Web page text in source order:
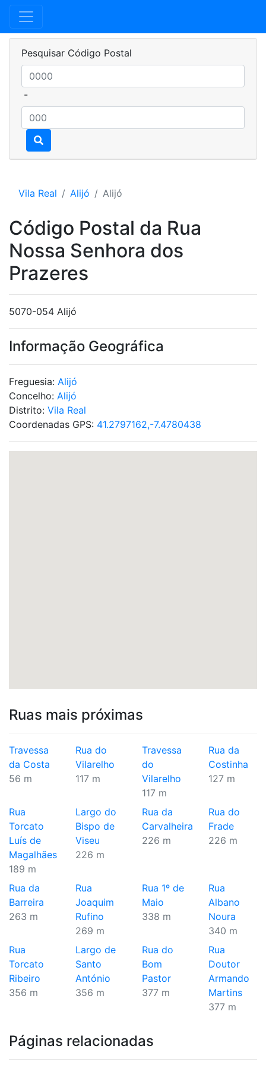
Pesquisar Código Postal
-
Vila Real Alijó Alijó
Código Postal da Rua
Nossa Senhora dos
Prazeres
5070-054 Alijó
Informação Geográfica
Freguesia: Alijó
Concelho: Alijó
Distrito: Vila Real
Coordenadas GPS: 41.2797162,-7.4780438
Ruas mais próximas
Travessa
da Costa
56 m
Rua do
Vilarelho
117 m
Travessa
do
Vilarelho
117 m
Rua da
Costinha
127 m
Rua
Torcato
Luís de
Magalhães
189 m
Largo do
Bispo de
Viseu
226 m
Rua da
Carvalheira
226 m
Rua do
Frade
226 m
Rua da
Barreira
263 m
Rua
Joaquim
Rufino
269 m
Rua 1º de
Maio
338 m
Rua
Albano
Noura
340 m
Rua
Torcato
Ribeiro
356 m
Largo de
Santo
António
356 m
Rua do
Bom
Pastor
377 m
Rua
Doutor
Armando
Martins
377 m
Páginas relacionadas